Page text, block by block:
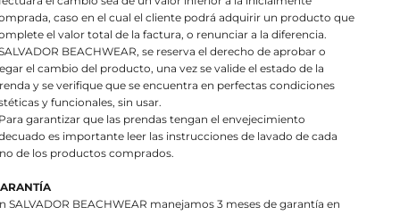
caso en el cual el cliente podrá adquirir un producto que
el valor total de la factura, o renunciar a la diferencia.
SALVADOR BEACHWEAR, se reserva el derecho de aprobar o
el cambio del producto, una vez se valide el estado de la
y se verifique que se encuentra en perfectas condiciones
y funcionales, sin usar.
Para garantizar que las prendas tengan el envejecimiento
es importante leer las instrucciones de lavado de cada
de los productos comprados.
SALVADOR BEACHWEAR manejamos 3 meses de garantía en